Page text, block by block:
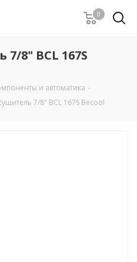
0
8" BCL 167S
и автоматика -
7/8" BCL 167S Becool